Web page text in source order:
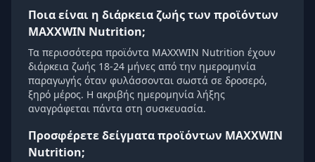
Ποια είναι η διάρκεια ζωής των προϊόντων
MAXXWIN Nutrition;
Τα περισσότερα προϊόντα MAXXWIN Nutrition έχουν
διάρκεια ζωής 18-24 μήνες από την ημερομηνία
παραγωγής όταν φυλάσσονται σωστά σε δροσερό,
ξηρό μέρος. Η ακριβής ημερομηνία λήξης
αναγράφεται πάντα στη συσκευασία.
Προσφέρετε δείγματα προϊόντων MAXXWIN
Nutrition;